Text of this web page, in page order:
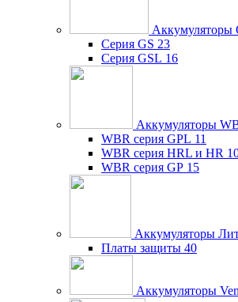
Аккумуляторы
Серия GS 23
Серия GSL 16
Аккумуляторы
WBR серия GPL 11
WBR серия HRL и HR
WBR серия GP 15
Аккумуляторы
Платы защиты 40
Аккумуляторы